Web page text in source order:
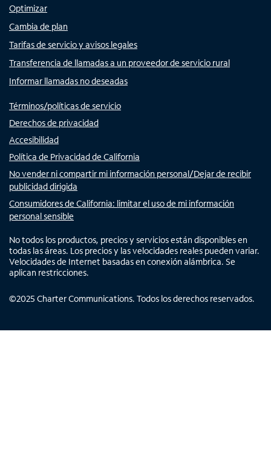
Optimizar
Cambia de plan
Tarifas de servicio y avisos legales
Transferencia de llamadas a un proveedor de servicio rural
Informar llamadas no deseadas
Términos/políticas de servicio
Derechos de privacidad
Accesibilidad
Política de Privacidad de California
No vender ni compartir mi información personal/Dejar de recibir
publicidad dirigida
Consumidores de California: limitar el uso de mi información
personal sensible
No todos los productos, precios y servicios están disponibles en
todas las áreas. Los precios y las velocidades reales pueden variar.
Velocidades de Internet basadas en conexión alámbrica. Se
aplican restricciones.
©2025 Charter Communications. Todos los derechos reservados.